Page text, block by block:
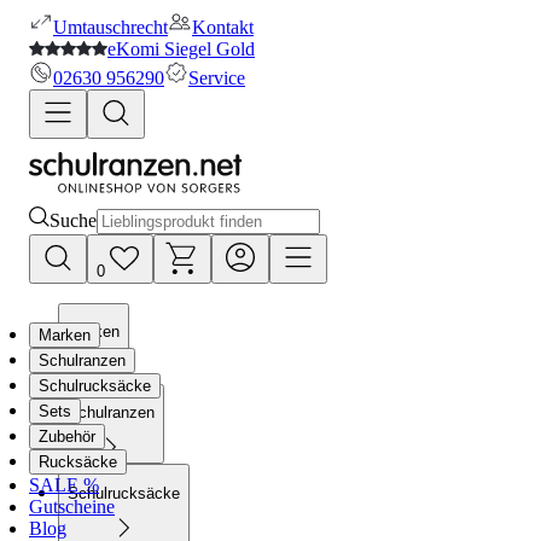
Umtauschrecht
Kontakt
eKomi Siegel Gold
02630 956290
Service
Suche
0
Marken
Schulranzen
Schulrucksäcke
Marken
Schulranzen
Schulrucksäcke
Sets
Zubehör
Rucksäcke
SALE %
Gutscheine
Blog